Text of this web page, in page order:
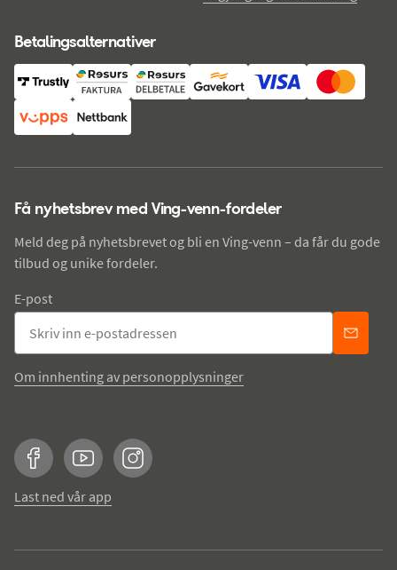
Betalingsalternativer
Få nyhetsbrev med Ving-venn-fordeler
Meld deg på nyhetsbrevet og bli en Ving-venn – da får du gode
tilbud og unike fordeler.
E-post
Om innhenting av personopplysninger
FacebookYouTubeInstagram
Last ned vår app